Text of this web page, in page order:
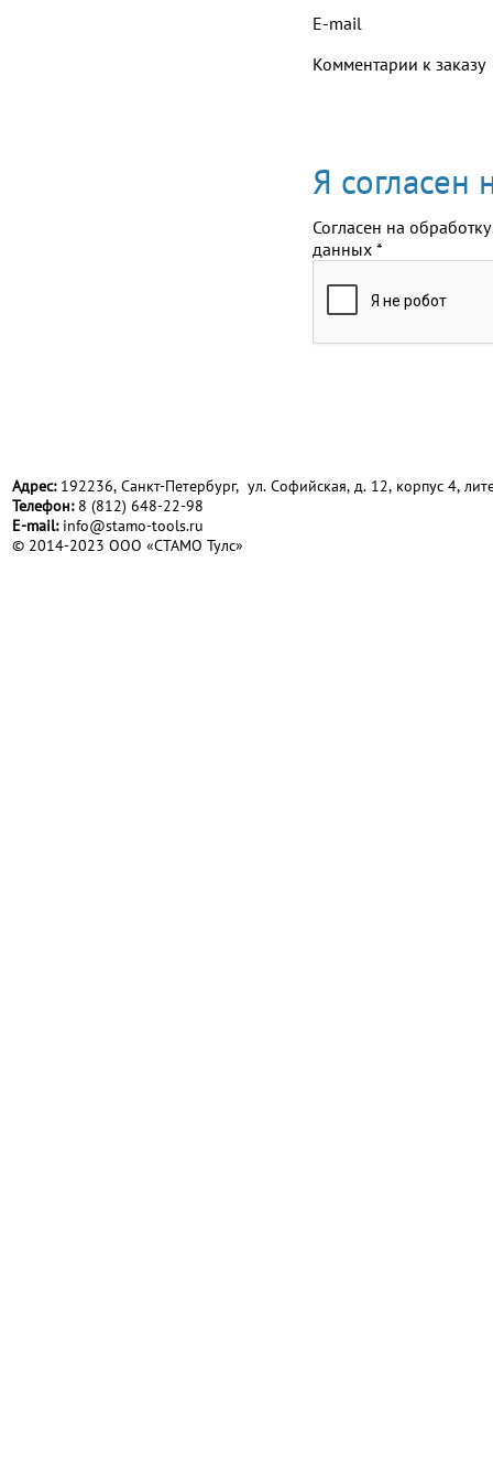
E-mail
Комментарии к заказу
Я согласен
Согласен на обработку
данных *
Адрес:192236, Санкт-Петербург, ул. Софийская, д. 12, корпус 4,
Телефон:8 (812) 648-22-98
Е-mail: info@stamo-tools.ru
© 2014-2023 ООО «СТАМО Тулс»